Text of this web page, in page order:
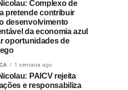
Complexo de
pretende contribuir
desenvolvimento
da economia azul
oportunidades de
1 semana ago
PAICV rejeita
e responsabiliza